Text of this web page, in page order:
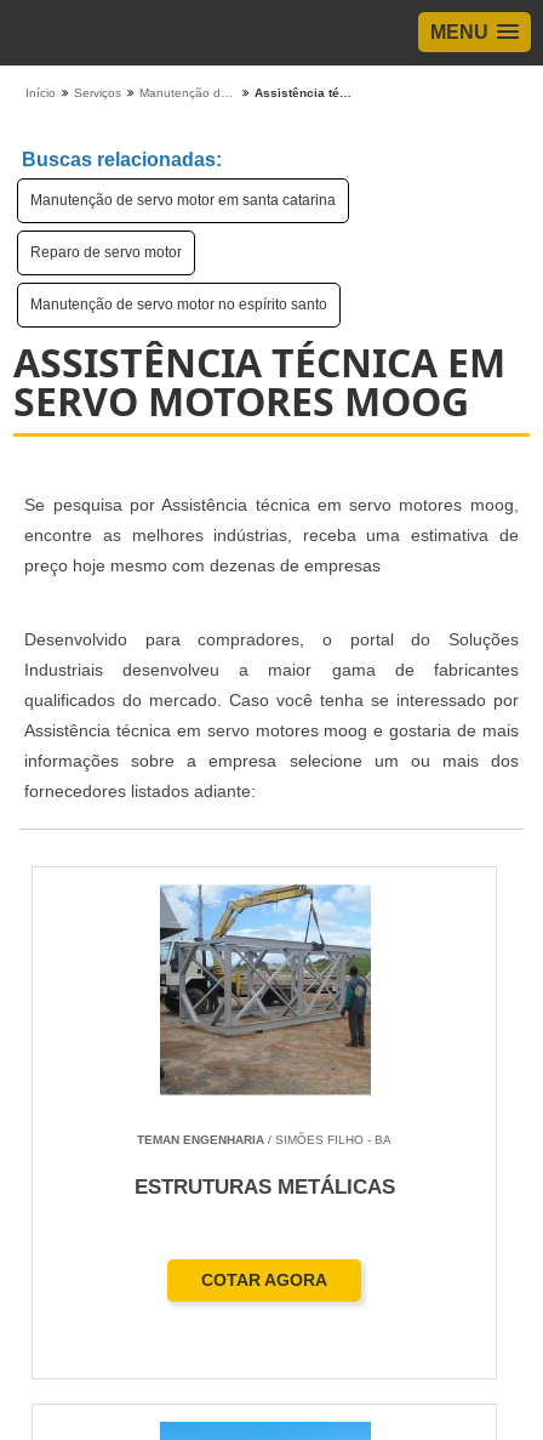
MENU
Início Serviços
Buscas relacionadas:
Manutenção de servo motor em santa catarina
Reparo de servo motor
Manutenção de servo motor no espírito santo
ASSISTÊNCIA TÉCNICA EM
SERVO MOTORES MOOG
Se pesquisa por Assistência técnica em servo motores moog,
encontre as melhores indústrias, receba uma estimativa de
preço hoje mesmo com dezenas de empresas
Desenvolvido para compradores, o portal do Soluções
Industriais desenvolveu a maior gama de fabricantes
qualificados do mercado. Caso você tenha se interessado por
Assistência técnica em servo motores moog e gostaria de mais
informações sobre a empresa selecione um ou mais dos
fornecedores listados adiante:
TEMAN ENGENHARIA / SIMÕES FILHO - BA
ESTRUTURAS METÁLICAS
COTAR AGORA